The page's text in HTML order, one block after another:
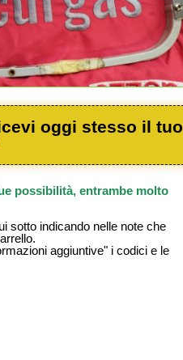
oggi stesso il tuo
possibilità, entrambe molto
sotto indicando nelle note che
aggiuntive" i codici e le